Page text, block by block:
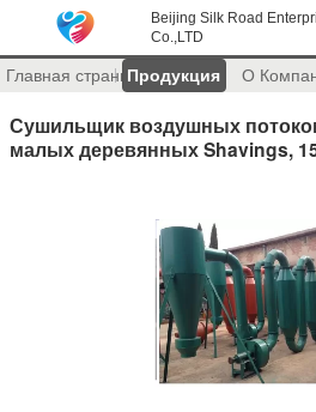
Beijing Silk Road
Co.,LTD
Главная страницаПродукция О
Сушильщик воздушных
малых деревянных Shavings,